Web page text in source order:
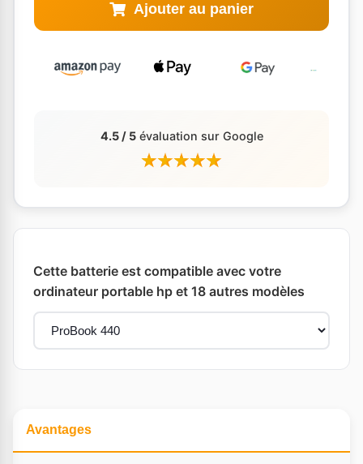
Ajouter au panier
4.5 / 5évaluation sur Google
Cette batterie est compatible avec votre
ordinateur portable hp et 18 autres modèles
Avantages